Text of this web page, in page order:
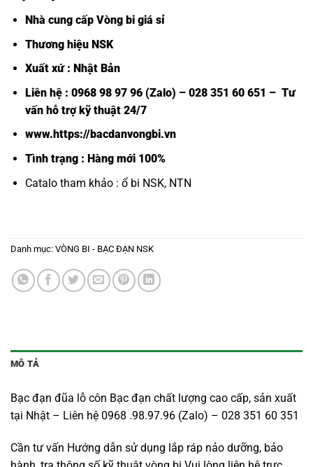
Nhà cung cấp Vòng bi giá sỉ
Thương hiệu NSK
Xuất xứ : Nhật Bản
Liên hệ : 0968 98 97 96 (Zalo) – 028 351 60 651 – Tư
vấn hỗ trợ kỹ thuật 24/7
www.https://bacdanvongbi.vn
Tình trạng : Hàng mới 100%
Catalo tham khảo : ổ bi NSK, NTN
Danh mục: VÒNG BI - BẠC ĐẠN NSK
MÔ TẢ
Bạc đạn đũa lỗ côn Bạc đạn chất lượng cao cấp, sản xuất
tại Nhật – Liên hệ 0968 .98.97.96 (Zalo) – 028 351 60 351
Cần tư vấn Hướng dẫn sử dụng lắp ráp nảo dưỡng, bảo